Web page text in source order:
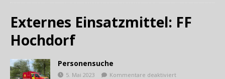
Externes Einsatzmittel: FF
Hochdorf
Personensuche
5. Mai 2023 Kommentare deaktiviert